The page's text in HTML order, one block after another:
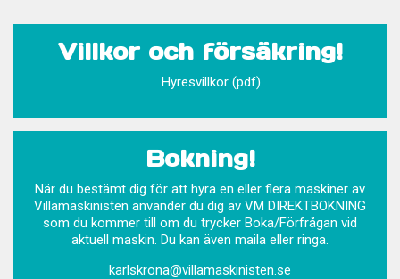
Villkor och försäkring!
Hyresvillkor (pdf)
Bokning!
När du bestämt dig för att hyra en eller flera maskiner av
Villamaskinisten använder du dig av VM DIREKTBOKNING
som du kommer till om du trycker Boka/Förfrågan vid
aktuell maskin. Du kan även maila eller ringa.
karlskrona@villamaskinisten.se